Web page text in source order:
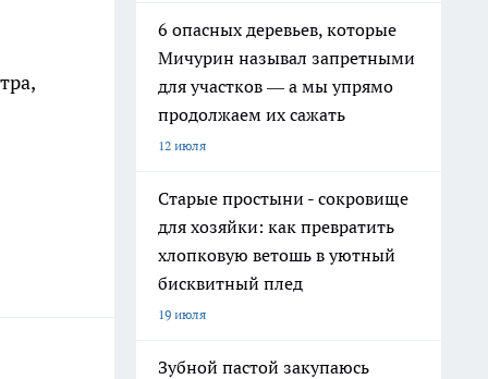
6 опасных деревьев, которые
Мичурин называл запретными
для участков — а мы упрямо
продолжаем их сажать
12 июля
Старые простыни - сокровище
для хозяйки: как превратить
хлопковую ветошь в уютный
бисквитный плед
19 июля
Зубной пастой закупаюсь